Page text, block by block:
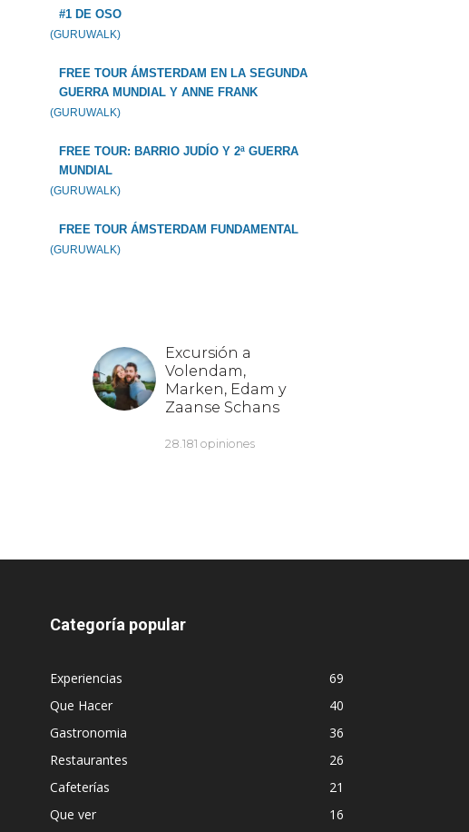
#1 DE OSO
(GURUWALK)
FREE TOUR ÁMSTERDAM EN LA SEGUNDA
GUERRA MUNDIAL Y ANNE FRANK
(GURUWALK)
FREE TOUR: BARRIO JUDÍO Y 2ª GUERRA
MUNDIAL
(GURUWALK)
FREE TOUR ÁMSTERDAM FUNDAMENTAL
(GURUWALK)
Categoría popular
Experiencias
69
Que Hacer
40
Gastronomia
36
Restaurantes
26
Cafeterías
21
Que ver
16